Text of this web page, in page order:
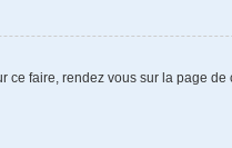
ce faire, rendez vous sur la page